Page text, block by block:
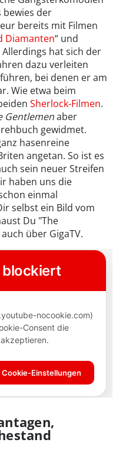
bewies der
bereits mit Filmen
Diamanten“ und
Allerdings hat sich der
dazu verleiten
bei denen er am
Wie etwa beim
Sherlock-Filmen.
Gentlemenaber
gewidmet.
hasenreine
angetan. So ist es
sein neuer Streifen
haben uns die
einmal
selbst ein Bild vom
Du "The
über GigaTV.